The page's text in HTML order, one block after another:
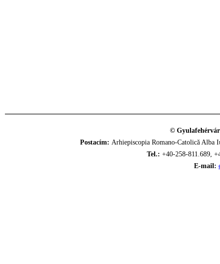
©
Postacím: Arhiepiscopia Romano-Catolică
Tel.: +40-258-811.689,
E-mail: